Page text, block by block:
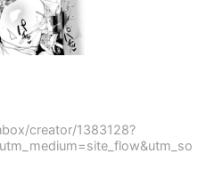
creator/1383128?